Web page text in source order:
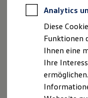
Finanzierung
Für
Für
Leasing
Für
Für
Autohaus Georg
Am Bleicheröder
99752 Bleicherode
Telefonnummer:
Faxnummer:
E-Mail:
Analytics
Diese
Funktionen
Ihnen eine
Ihre